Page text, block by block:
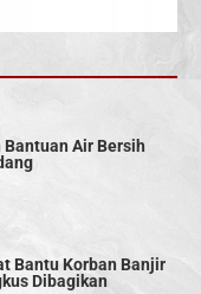
Air Bersih
Bantu Korban Banjir
Dibagikan